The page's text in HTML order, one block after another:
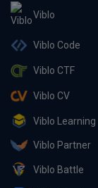
Viblo
Viblo Code
Viblo CTF
Viblo CV
Viblo Learning
Viblo Partner
Viblo Battle